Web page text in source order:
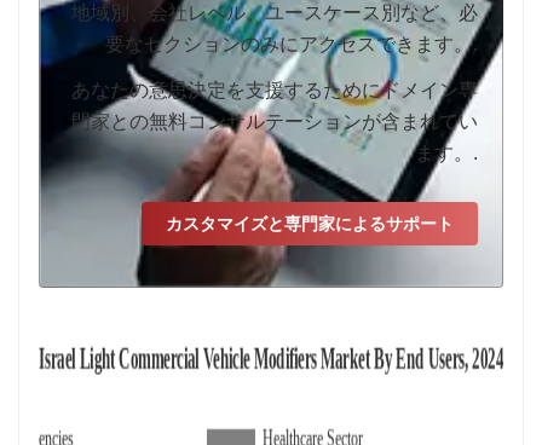
地域別、会社レベル、ユースケース別など、必
要なセクションのみにアクセスできます。.
あなたの意思決定を支援するためにドメイン専
門家との無料コンサルテーションが含まれてい
ます。.
カスタマイズと専門家によるサポート